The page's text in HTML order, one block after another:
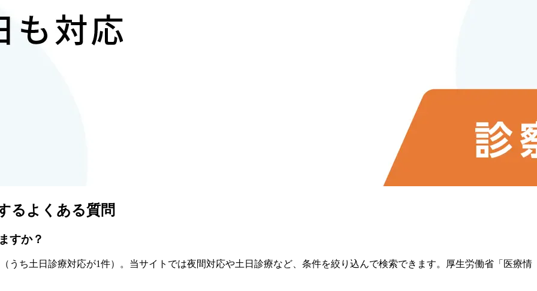
るよくある質問
すか？
（うち土日診療対応が1件） 。当サイトでは夜間対応や土日診療など、条件を絞り込んで検索できます。厚生労働省「医療情